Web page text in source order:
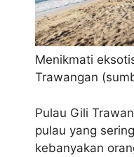
Menikmati
Trawangan
Pulau Gili
pulau yang
kebanyakan